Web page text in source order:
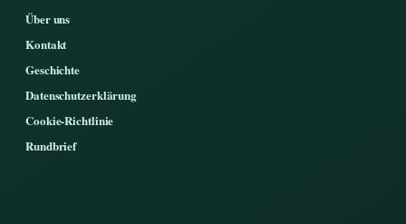
Über uns
Kontakt
Geschichte
Datenschutzerklärung
Cookie-Richtlinie
Rundbrief